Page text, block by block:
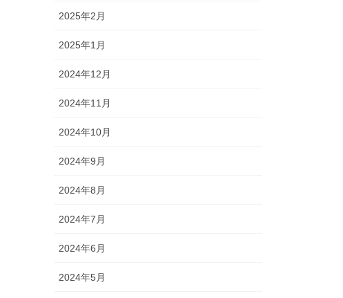
2025年2月
2025年1月
2024年12月
2024年11月
2024年10月
2024年9月
2024年8月
2024年7月
2024年6月
2024年5月